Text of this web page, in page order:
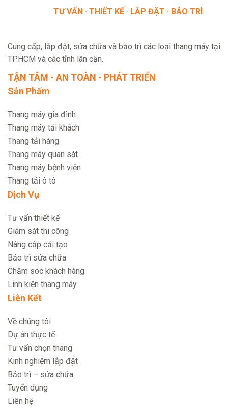
TƯ VẤN · THIẾT KẾ · LẮP ĐẶT · BẢO TRÌ
Cung cấp, lắp đặt, sửa chữa và bảo trì các loại thang máy tại
TP.HCM và các tỉnh lân cận.
TẬN TÂM - AN TOÀN - PHÁT TRIỂN
Sản Phẩm
Thang máy gia đình
Thang máy tải khách
Thang tải hàng
Thang máy quan sát
Thang máy bệnh viện
Thang tải ô tô
Dịch Vụ
Tư vấn thiết kế
Giám sát thi công
Nâng cấp cải tạo
Bảo trì sửa chữa
Chăm sóc khách hàng
Linh kiện thang máy
Liên Kết
Về chúng tôi
Dự án thực tế
Tư vấn chọn thang
Kinh nghiệm lắp đặt
Bảo trì – sửa chữa
Tuyển dụng
Liên hệ